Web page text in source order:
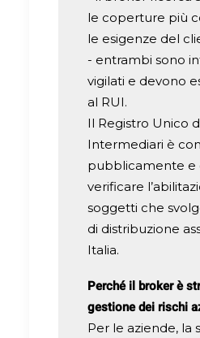
le coperture più
le esigenze del
- entrambi sono
vigilati e devono
al RUI.
Il Registro Unico
Intermediari è
pubblicamente e
verificare
soggetti che
di distribuzione
Italia.
Perché il broker è
gestione dei rischi
Per le aziende, la